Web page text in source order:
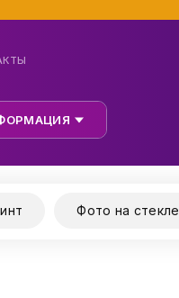
Фото на стекле